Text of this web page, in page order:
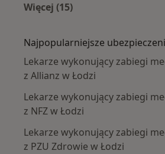
Więcej (15)
Najpopularniejsze
Lekarze wykonujący zabiegi
z Allianz w Łodzi
Lekarze wykonujący zabiegi
z NFZ w Łodzi
Lekarze wykonujący zabiegi
z PZU Zdrowie w Łodzi